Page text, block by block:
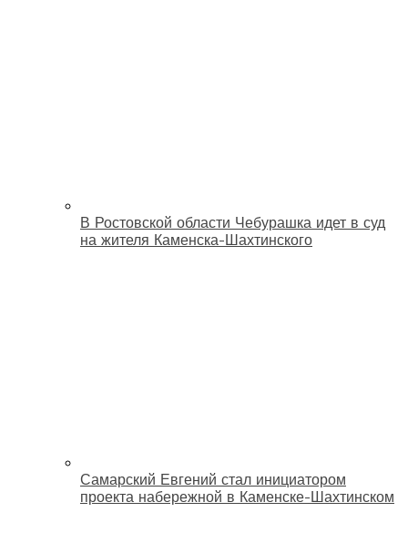
В Ростовской области Чебурашка идет в суд
на жителя Каменска-Шахтинского
Самарский Евгений стал инициатором
проекта набережной в Каменске-Шахтинском